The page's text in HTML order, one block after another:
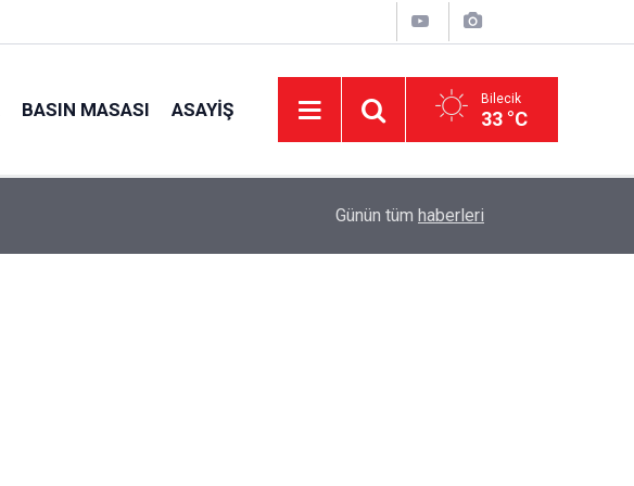
BASIN MASASI ASAYIŞ Bilecik
33 °C
Kaymakam Titiz, İncelemelerde Bulundu
Günün tüm haberleri